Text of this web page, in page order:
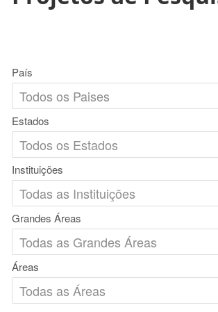
País
Estados
Instituições
Grandes Áreas
Áreas